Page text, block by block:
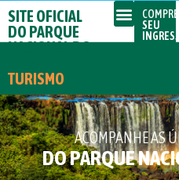
SITE OFICIAL
DO PARQUE
NACIONAL DO
TURISMO
COMPRE
SEU
ACOMPANHE AS
DO PARQUE